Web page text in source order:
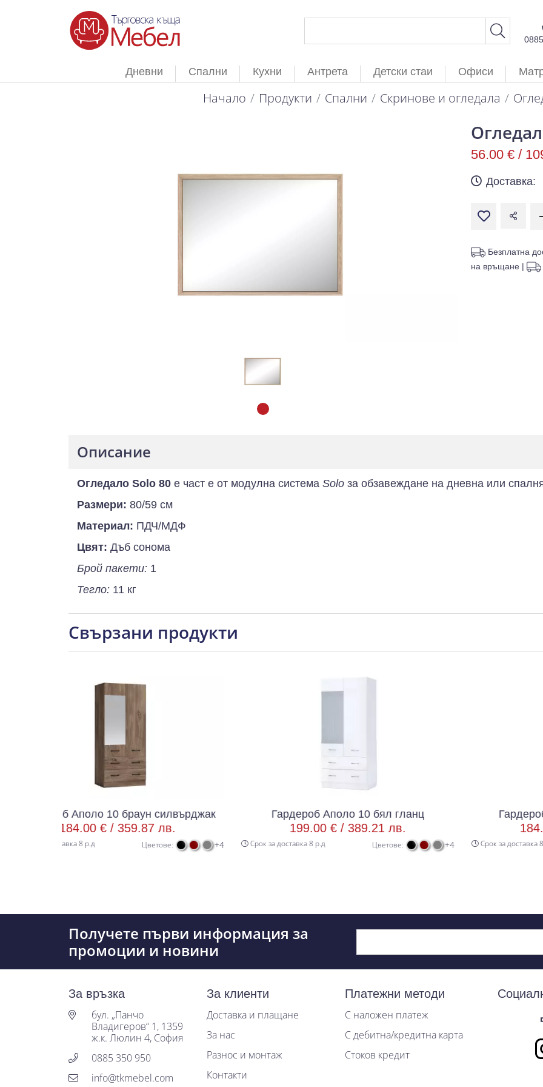
Дневни Спални Кухни Антрета Детски стаи Офиси
Начало Продукти Спални Скринове и огледала
56.00 € /
Доставка:
Безплатна
на връщане |
Описание
Огледало Solo 80е част е от модулна система Soloза обзавеждане на дневна или
Размери: 80/59 см
Материал: ПДЧ/МДФ
Цвят: Дъб сонома
Брой пакети:1
Тегло: 11 кг
Свързани продукти
10 браун силвърджак
359.87 лв.
Цветове: +4
Гардероб Аполо 10 бял гланц
389.21 лв.
Срок за доставка 8 р.д Цветове: +4
Гардероб Аполо 10
Срок за доставка 8 р.д
Получете първи информация за
промоции и новини
За връзка
бул. „Панчо
Владигеров“ 1, 1359
ж.к. Люлин 4, София
0885 350 950
info@tkmebel.com
За клиенти
Доставка и плащане
За нас
Разнос и монтаж
Контакти
Платежни методи
С наложен платеж
С дебитна/кредитна карта
Стоков кредит